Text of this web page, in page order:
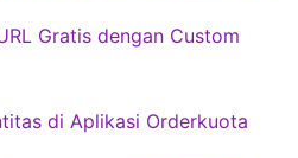
Gratis dengan Custom
di Aplikasi Orderkuota